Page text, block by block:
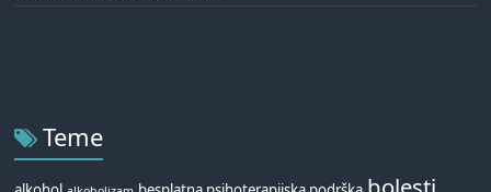
Teme